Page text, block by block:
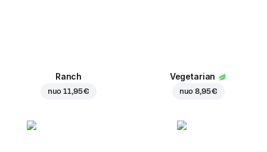
Ranch
nuo11,95 €
Vegetarian
nuo8,95 €